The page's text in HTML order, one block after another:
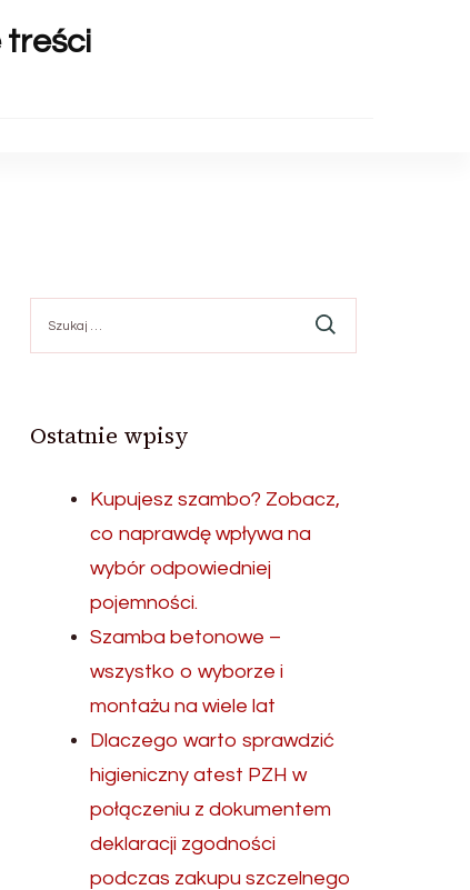
treści
Ostatnie wpisy
Kupujesz szambo? Zobacz,
co naprawdę wpływa na
wybór odpowiedniej
pojemności.
Szamba betonowe –
wszystko o wyborze i
montażu na wiele lat
Dlaczego warto sprawdzić
higieniczny atest PZH w
połączeniu z dokumentem
deklaracji zgodności
podczas zakupu szczelnego